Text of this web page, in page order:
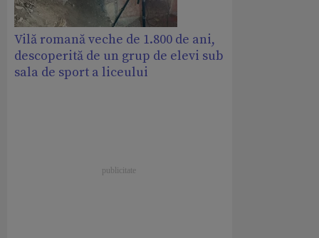
Vilă romană veche de 1.800 de ani,
descoperită de un grup de elevi sub
sala de sport a liceului